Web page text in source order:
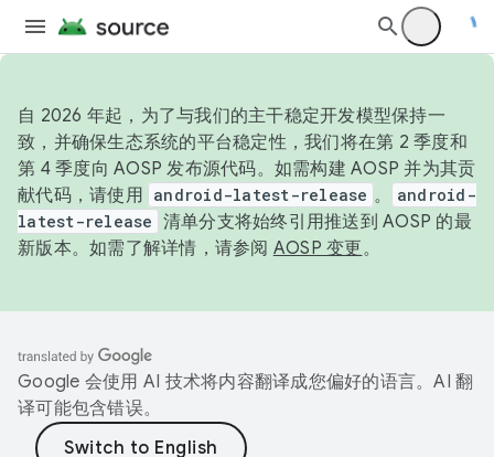
自 2026 年起，为了与我们的主干稳定开发模型保持一
致，并确保生态系统的平台稳定性，我们将在第 2 季度和
第 4 季度向 AOSP 发布源代码。如需构建 AOSP 并为其贡
献代码，请使用 android-latest-release 。
android-
latest-release 清单分支将始终引用推送到 AOSP 的最
新版本。如需了解详情，请参阅 AOSP 变更。
Google 会使用 AI 技术将内容翻译成您偏好的语言。AI 翻
译可能包含错误。